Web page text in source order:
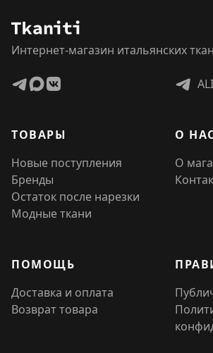
Интернет-магазин итальянских
ТОВАРЫ
Новые поступления
Бренды
Остаток после нарезки
Модные ткани
О
О
ПОМОЩЬ
Доставка и оплата
Возврат товара